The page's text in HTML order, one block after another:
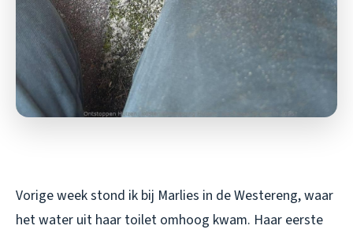
Vorige week stond ik bij Marlies in de Westereng, waar
het water uit haar toilet omhoog kwam. Haar eerste